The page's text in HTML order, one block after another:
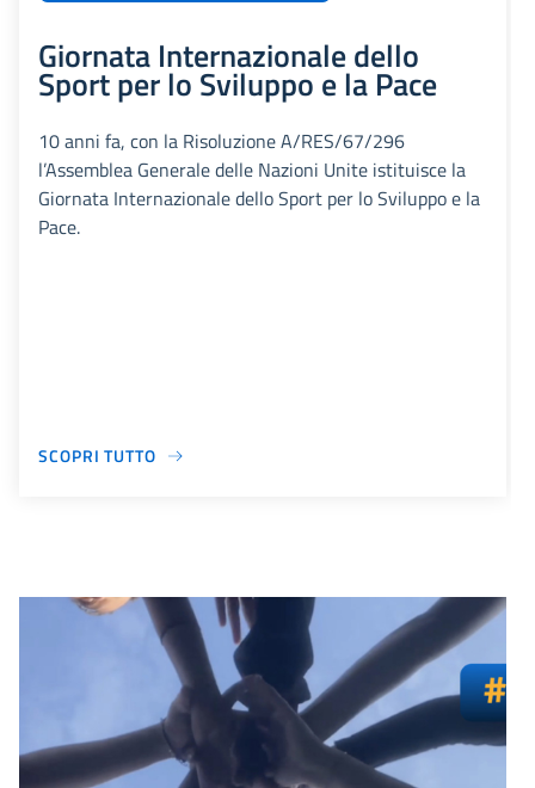
Giornata Internazionale dello
Sport per lo Sviluppo e la Pace
10 anni fa, con la Risoluzione A/RES/67/296
l’Assemblea Generale delle Nazioni Unite istituisce la
Giornata Internazionale dello Sport per lo Sviluppo e la
Pace.
SCOPRI TUTTO